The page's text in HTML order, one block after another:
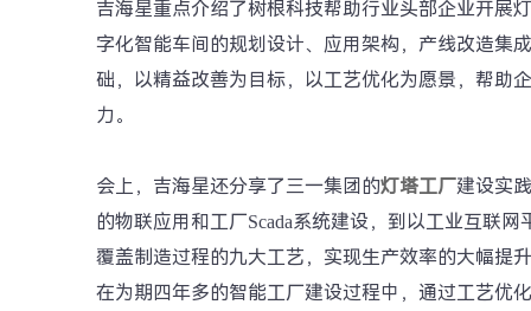
吉海星重点介绍了树根科技帮助行业头部企业开展
字化智能车间的规划设计、应用架构，产线改造集
础，以精益改善为目标，以工艺优化为愿景，帮助
力。
会上，吉海星还分享了三一集团的灯塔工厂建设实
的物联应用和工厂Scada系统建设，到以工业互联
覆盖制造过程的九大工艺，实现生产效率的大幅提
在为期四年多的智能工厂建设过程中，通过工艺优